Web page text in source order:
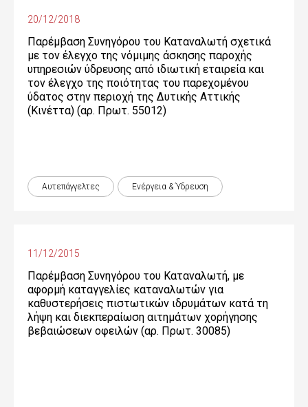
20/12/2018
Παρέμβαση Συνηγόρου του Καταναλωτή σχετικά
με τον έλεγχο της νόμιμης άσκησης παροχής
υπηρεσιών ύδρευσης από ιδιωτική εταιρεία και
τον έλεγχο της ποιότητας του παρεχομένου
ύδατος στην περιοχή της Δυτικής Αττικής
(Κινέττα) (αρ. Πρωτ. 55012)
Αυτεπάγγελτες Ενέργεια & Ύδρευση
11/12/2015
Παρέμβαση Συνηγόρου του Καταναλωτή, με
αφορμή καταγγελίες καταναλωτών για
καθυστερήσεις πιστωτικών ιδρυμάτων κατά τη
λήψη και διεκπεραίωση αιτημάτων χορήγησης
βεβαιώσεων οφειλών (αρ. Πρωτ. 30085)